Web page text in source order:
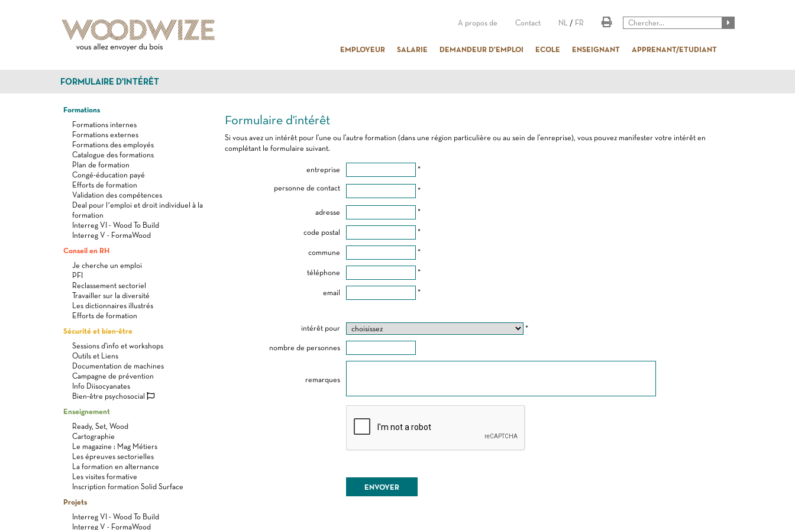
A propos de Contact NL / FR
EMPLOYEUR SALARIE DEMANDEUR D'EMPLOI ECOLE ENSEIGNANT APPRENANT/ETUDIANT
FORMULAIRE D'INTÉRÊT
Formations
Formations internes
Formations externes
Formations des employés
Catalogue des formations
Plan de formation
Congé-éducation payé
Efforts de formation
Validation des compétences
Deal pour l’emploi et droit individuel à la
formation
Interreg VI - Wood To Build
Interreg V - FormaWood
Conseil en RH
Je cherche un emploi
PFI
Reclassement sectoriel
Travailler sur la diversité
Les dictionnaires illustrés
Efforts de formation
Sécurité et bien-être
Sessions d'info et workshops
Outils et Liens
Documentation de machines
Campagne de prévention
Info Diisocyanates
Bien-être psychosocial
Enseignement
Ready, Set, Wood
Cartographie
Le magazine : Mag Métiers
Les épreuves sectorielles
La formation en alternance
Les visites formative
Inscription formation Solid Surface
Projets
Interreg VI - Wood To Build
Interreg V - FormaWood
Formulaire d'intérêt
Si vous avez un intérêt pour l'une ou l'autre formation (dans une région particulière ou au sein de l'enreprise), vous pouvez manifester votre intérêt en
complétant le formulaire suivant.
entreprise *
personne de contact *
adresse *
code postal *
commune *
téléphone *
email *
intérêt pour *
nombre de personnes
remarques